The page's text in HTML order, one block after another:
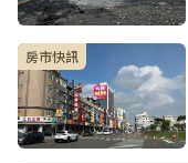
房市快訊